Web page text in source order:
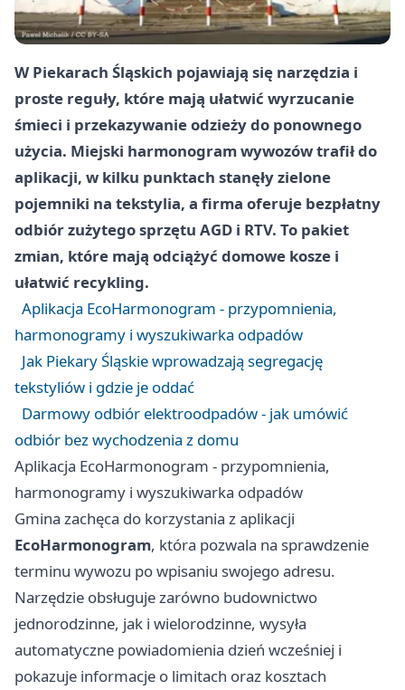
W Piekarach Śląskich pojawiają się narzędzia i
proste reguły, które mają ułatwić wyrzucanie
śmieci i przekazywanie odzieży do ponownego
użycia. Miejski harmonogram wywozów trafił do
aplikacji, w kilku punktach stanęły zielone
pojemniki na tekstylia, a firma oferuje bezpłatny
odbiór zużytego sprzętu AGD i RTV. To pakiet
zmian, które mają odciążyć domowe kosze i
ułatwić recykling.
Aplikacja EcoHarmonogram - przypomnienia,
harmonogramy i wyszukiwarka odpadów
Jak Piekary Śląskie wprowadzają segregację
tekstyliów i gdzie je oddać
Darmowy odbiór elektroodpadów - jak umówić
odbiór bez wychodzenia z domu
Aplikacja EcoHarmonogram - przypomnienia,
harmonogramy i wyszukiwarka odpadów
Gmina zachęca do korzystania z aplikacji
EcoHarmonogram, która pozwala na sprawdzenie
terminu wywozu po wpisaniu swojego adresu.
Narzędzie obsługuje zarówno budownictwo
jednorodzinne, jak i wielorodzinne, wysyła
automatyczne powiadomienia dzień wcześniej i
pokazuje informacje o limitach oraz kosztach